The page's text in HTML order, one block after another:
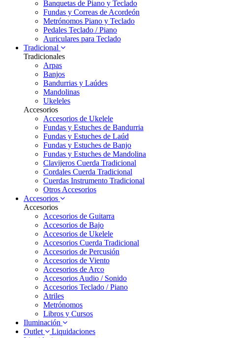
Banquetas de Piano y Teclado
Fundas y Correas de Acordeón
Metrónomos Piano y Teclado
Pedales Teclado / Piano
Auriculares para Teclado
Tradicional
Tradicionales
Arpas
Banjos
Bandurrias y Laúdes
Mandolinas
Ukeleles
Accesorios
Accesorios de Ukelele
Fundas y Estuches de Bandurria
Fundas y Estuches de Laúd
Fundas y Estuches de Banjo
Fundas y Estuches de Mandolina
Clavijeros Cuerda Tradicional
Cordales Cuerda Tradicional
Cuerdas Instrumento Tradicional
Otros Accesorios
Accesorios
Accesorios
Accesorios de Guitarra
Accesorios de Bajo
Accesorios de Ukelele
Accesorios Cuerda Tradicional
Accesorios de Percusión
Accesorios de Viento
Accesorios de Arco
Accesorios Audio / Sonido
Accesorios Teclado / Piano
Atriles
Metrónomos
Libros y Cursos
Iluminación
Outlet
Liquidaciones